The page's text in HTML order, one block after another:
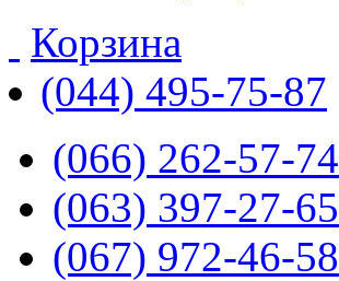
Корзина
(044) 495-75-87
(066) 262-57-74
(063) 397-27-65
(067) 972-46-58